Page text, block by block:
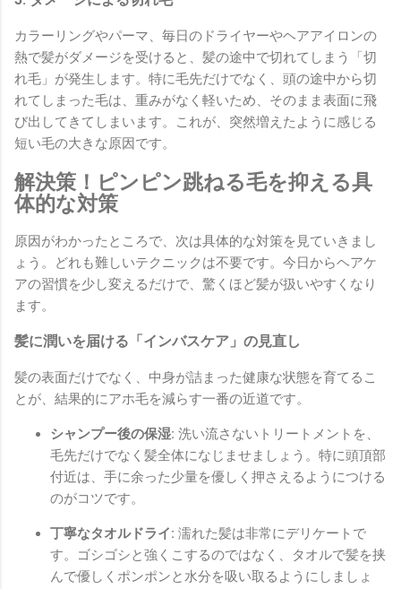
カラーリングやパーマ、毎日のドライヤーやヘアアイロンの
熱で髪がダメージを受けると、髪の途中で切れてしまう「切
れ毛」が発生します。特に毛先だけでなく、頭の途中から切
れてしまった毛は、重みがなく軽いため、そのまま表面に飛
び出してきてしまいます。これが、突然増えたように感じる
短い毛の大きな原因です。
解決策！ピンピン跳ねる毛を抑える具
体的な対策
原因がわかったところで、次は具体的な対策を見ていきまし
ょう。どれも難しいテクニックは不要です。今日からヘアケ
アの習慣を少し変えるだけで、驚くほど髪が扱いやすくなり
ます。
髪に潤いを届ける「インバスケア」の見直し
髪の表面だけでなく、中身が詰まった健康な状態を育てるこ
とが、結果的にアホ毛を減らす一番の近道です。
シャンプー後の保湿: 洗い流さないトリートメントを、
毛先だけでなく髪全体になじませましょう。特に頭頂部
付近は、手に余った少量を優しく押さえるようにつける
のがコツです。
丁寧なタオルドライ: 濡れた髪は非常にデリケートで
す。ゴシゴシと強くこするのではなく、タオルで髪を挟
んで優しくポンポンと水分を吸い取るようにしましょ